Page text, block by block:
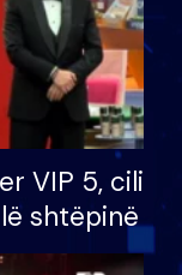
VIP 5, cili
shtëpinë